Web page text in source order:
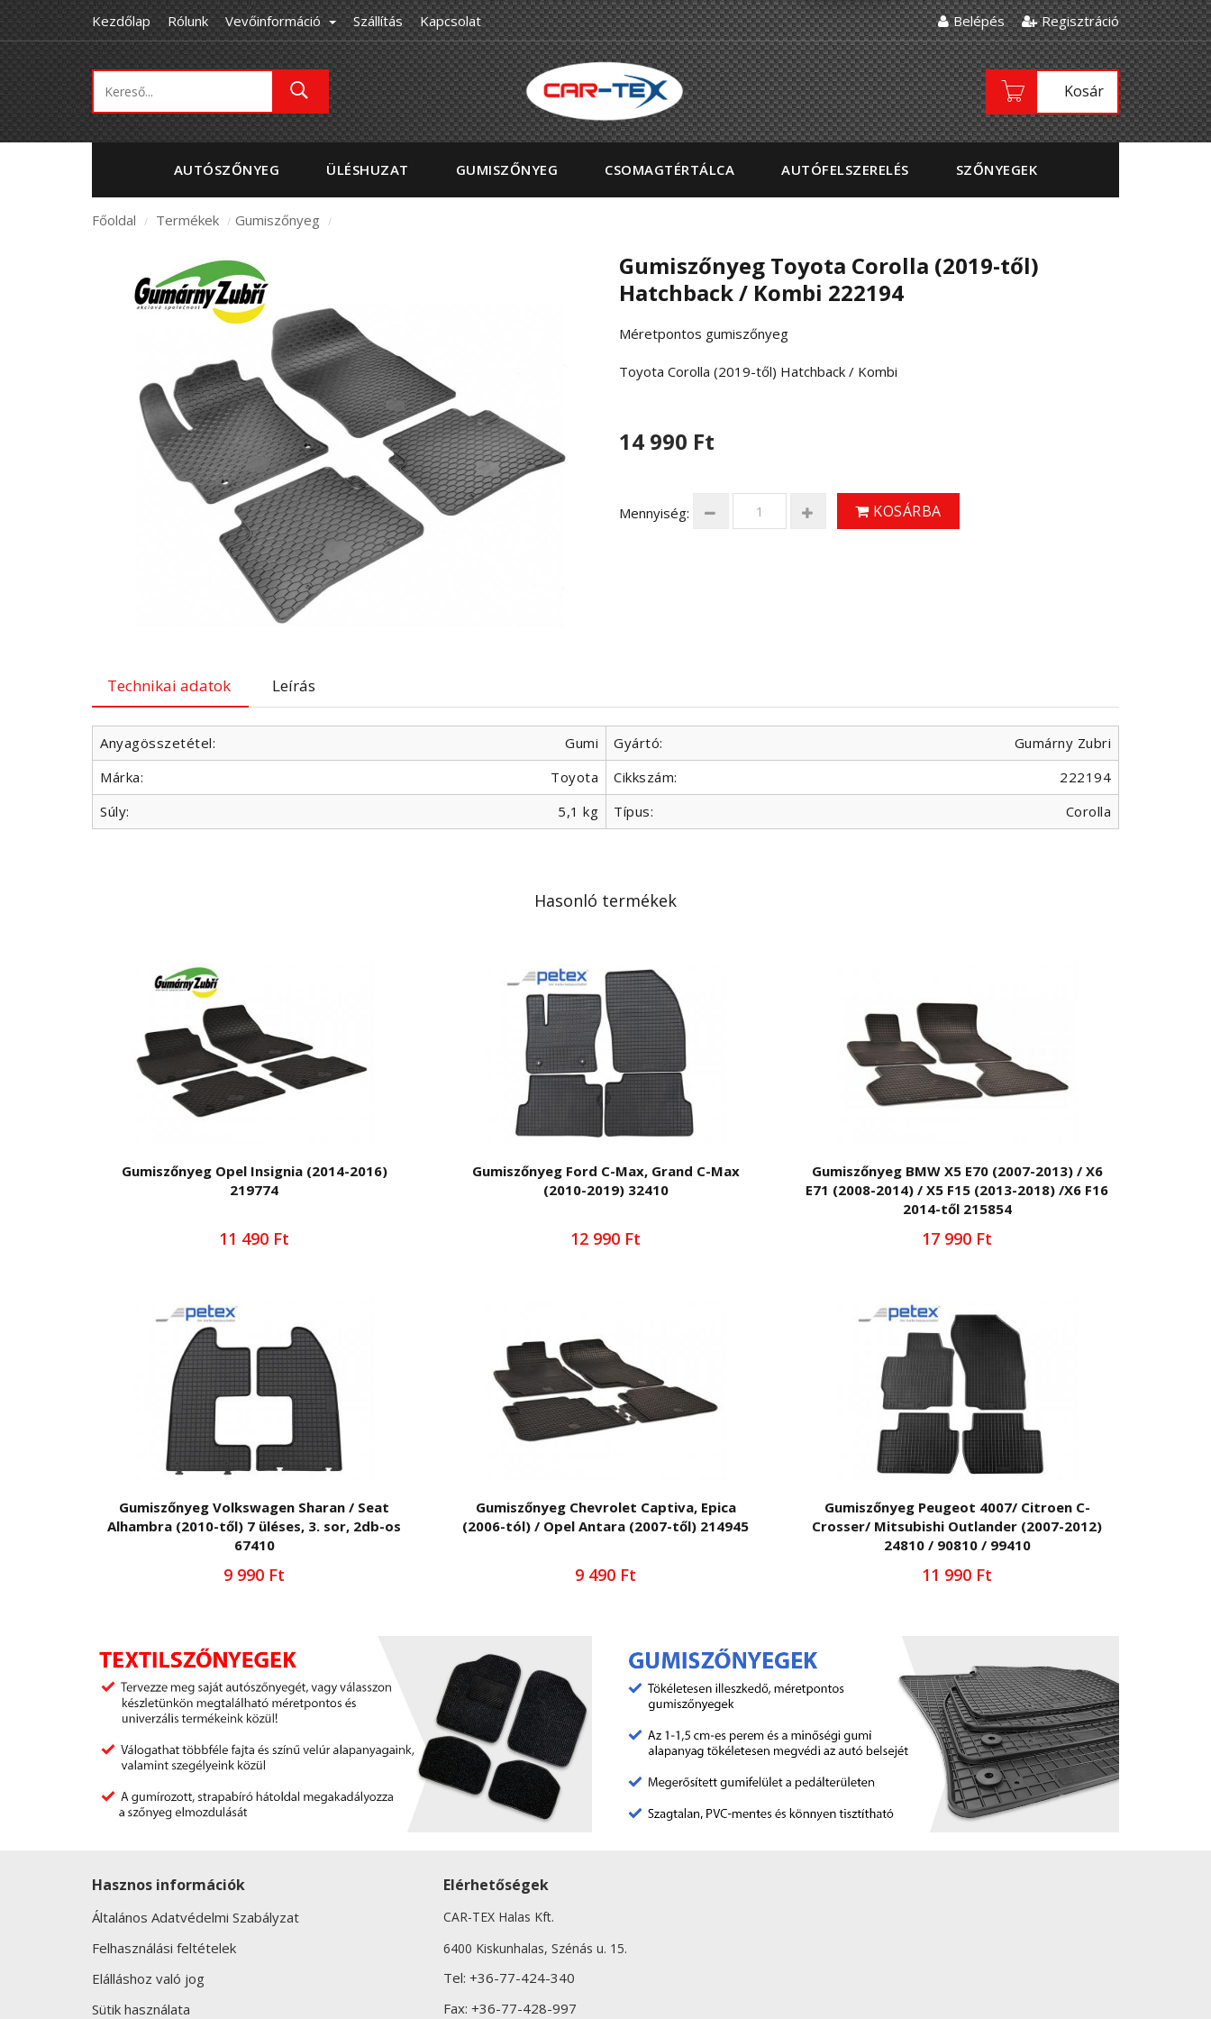
Kezdőlap Rólunk Vevőinformáció Szállítás Kapcsolat Belépés Regisztráció
Kosár
AUTÓSZŐNYEG ÜLÉSHUZAT GUMISZŐNYEG CSOMAGTÉRTÁLCA AUTÓFELSZERELÉS SZŐNYEGEK
Főoldal / Termékek / Gumiszőnyeg /
Gumiszőnyeg Toyota Corolla (2019-től)
Hatchback / Kombi 222194
Méretpontos gumiszőnyeg
Toyota Corolla (2019-től) Hatchback / Kombi
14 990 Ft
Mennyiség: KOSÁRBA
Technikai adatok Leírás
Anyagösszetétel: Gumi Gyártó:
Gumárny Zubri
Márka:
Toyota Cikkszám:
222194
Súly:
5,1 kg Típus: Corolla
Hasonló termékek
Gumiszőnyeg Opel Insignia (2014-2016)
219774
11 490 Ft
Gumiszőnyeg Ford C-Max, Grand C-Max
(2010-2019) 32410
12 990 Ft
Gumiszőnyeg BMW X5 E70 (2007-2013) / X6
E71 (2008-2014) / X5 F15 (2013-2018) /X6 F16
2014-től 215854
17 990 Ft
Gumiszőnyeg Volkswagen Sharan / Seat
Alhambra (2010-től) 7 üléses, 3. sor, 2db-os
67410
9 990 Ft
Gumiszőnyeg Chevrolet Captiva, Epica
(2006-tól) / Opel Antara (2007-től) 214945
9 490 Ft
Gumiszőnyeg Peugeot 4007/ Citroen C-
Crosser/ Mitsubishi Outlander (2007-2012)
24810 / 90810 / 99410
11 990 Ft
Hasznos információk
Általános Adatvédelmi Szabályzat
Felhasználási feltételek
Elálláshoz való jog
Sütik használata
Elérhetőségek
CAR-TEX Halas Kft.
6400 Kiskunhalas, Szénás u. 15.
Tel: +36-77-424-340
Fax: +36-77-428-997